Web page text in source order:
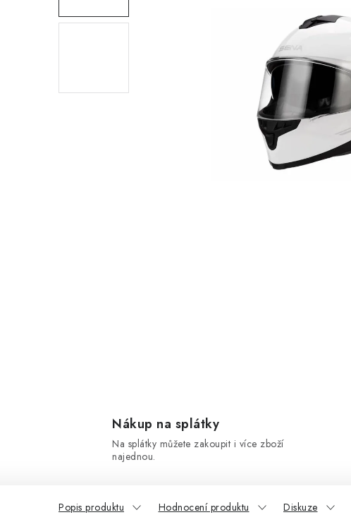
Nákup na splátky
Na splátky můžete zakoupit i více zboží
najednou.
Popis produktu Hodnocení produktu Diskuze